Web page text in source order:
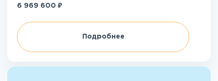
6 969 600 ₽
Подробнее